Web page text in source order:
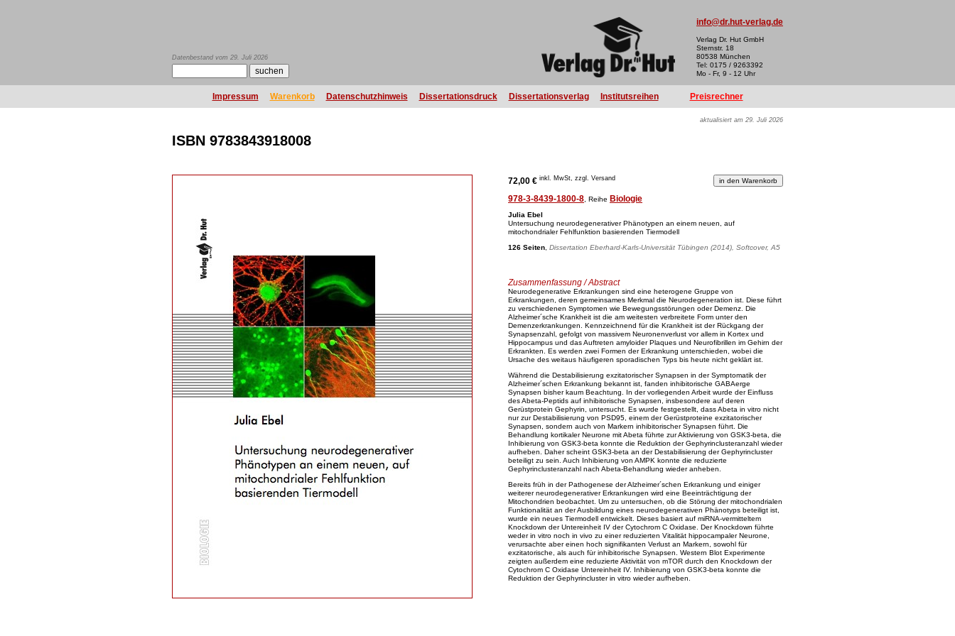
Datenbestand vom 29. Juli 2026
info@dr.hut-verlag.de
Verlag Dr. Hut GmbH
Sternstr. 18
80538 München
Tel: 0175 / 9263392
Mo - Fr, 9 - 12 Uhr
Impressum Warenkorb Datenschutzhinweis Dissertationsdruck Dissertationsverlag Institutsreihen Preisrechner
aktualisiert am 29. Juli 2026
ISBN 9783843918008
72,00 € inkl. MwSt, zzgl. Versand
978-3-8439-1800-8 , Reihe Biologie
Julia Ebel
Untersuchung neurodegenerativer Phänotypen an einem neuen, auf
mitochondrialer Fehlfunktion basierenden Tiermodell
126 Seiten Dissertation Eberhard-Karls-Universität Tübingen (2014), Softcover, A5
Zusammenfassung / Abstract
Neurodegenerative Erkrankungen sind eine heterogene Gruppe von
Erkrankungen, deren gemeinsames Merkmal die Neurodegeneration ist. Diese führt
zu verschiedenen Symptomen wie Bewegungsstörungen oder Demenz. Die
Alzheimer´sche Krankheit ist die am weitesten verbreitete Form unter den
Demenzerkrankungen. Kennzeichnend für die Krankheit ist der Rückgang der
Synapsenzahl, gefolgt von massivem Neuronenverlust vor allem in Kortex und
Hippocampus und das Auftreten amyloider Plaques und Neurofibrillen im Gehirn der
Erkrankten. Es werden zwei Formen der Erkrankung unterschieden, wobei die
Ursache des weitaus häufigeren sporadischen Typs bis heute nicht geklärt ist.
Während die Destabilisierung exzitatorischer Synapsen in der Symptomatik der
Alzheimer´schen Erkrankung bekannt ist, fanden inhibitorische GABAerge
Synapsen bisher kaum Beachtung. In der vorliegenden Arbeit wurde der Einfluss
des Abeta-Peptids auf inhibitorische Synapsen, insbesondere auf deren
Gerüstprotein Gephyrin, untersucht. Es wurde festgestellt, dass Abeta in vitro nicht
nur zur Destabilisierung von PSD95, einem der Gerüstproteine exzitatorischer
Synapsen, sondern auch von Markern inhibitorischer Synapsen führt. Die
Behandlung kortikaler Neurone mit Abeta führte zur Aktivierung von GSK3-beta, die
Inhibierung von GSK3-beta konnte die Reduktion der Gephyrinclusteranzahl wieder
aufheben. Daher scheint GSK3-beta an der Destabilisierung der Gephyrincluster
beteiligt zu sein. Auch Inhibierung von AMPK konnte die reduzierte
Gephyrinclusteranzahl nach Abeta-Behandlung wieder anheben.
Bereits früh in der Pathogenese der Alzheimer´schen Erkrankung und einiger
weiterer neurodegenerativer Erkrankungen wird eine Beeinträchtigung der
Mitochondrien beobachtet. Um zu untersuchen, ob die Störung der mitochondrialen
Funktionalität an der Ausbildung eines neurodegenerativen Phänotyps beteiligt ist,
wurde ein neues Tiermodell entwickelt. Dieses basiert auf miRNA-vermitteltem
Knockdown der Untereinheit IV der Cytochrom C Oxidase. Der Knockdown führte
weder in vitro noch in vivo zu einer reduzierten Vitalität hippocampaler Neurone,
verursachte aber einen hoch signifikanten Verlust an Markern, sowohl für
exzitatorische, als auch für inhibitorische Synapsen. Western Blot Experimente
zeigten außerdem eine reduzierte Aktivität von mTOR durch den Knockdown der
Cytochrom C Oxidase Untereinheit IV. Inhibierung von GSK3-beta konnte die
Reduktion der Gephyrincluster in vitro wieder aufheben.